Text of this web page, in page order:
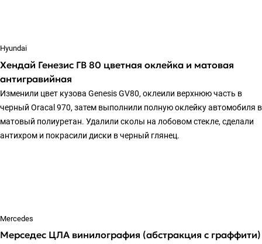
Hyundai
Хендай Генезис ГВ 80 цветная оклейка и матовая
антигравийная
Изменили цвет кузова Genesis GV80, оклеили верхнюю часть в
черный Oracal 970, затем выполнили полную оклейку автомобиля в
матовый полиуретан. Удалили сколы на лобовом стекле, сделали
антихром и покрасили диски в черный глянец.
Mercedes
Мерседес ЦЛА винилография (абстракция с граффити)